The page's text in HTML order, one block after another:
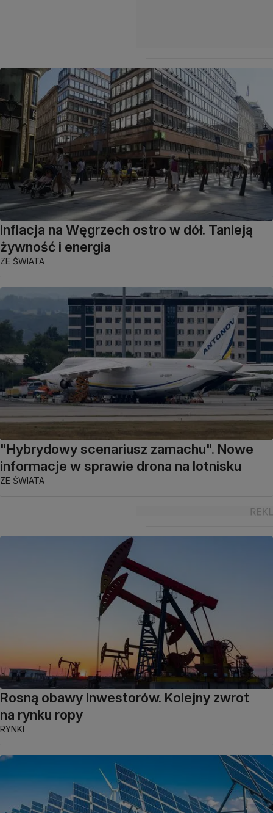
Inflacja na Węgrzech ostro w dół. Tanieją
żywność i energia
ZE ŚWIATA
"Hybrydowy scenariusz zamachu". Nowe
informacje w sprawie drona na lotnisku
ZE ŚWIATA
Rosną obawy inwestorów. Kolejny zwrot
na rynku ropy
RYNKI